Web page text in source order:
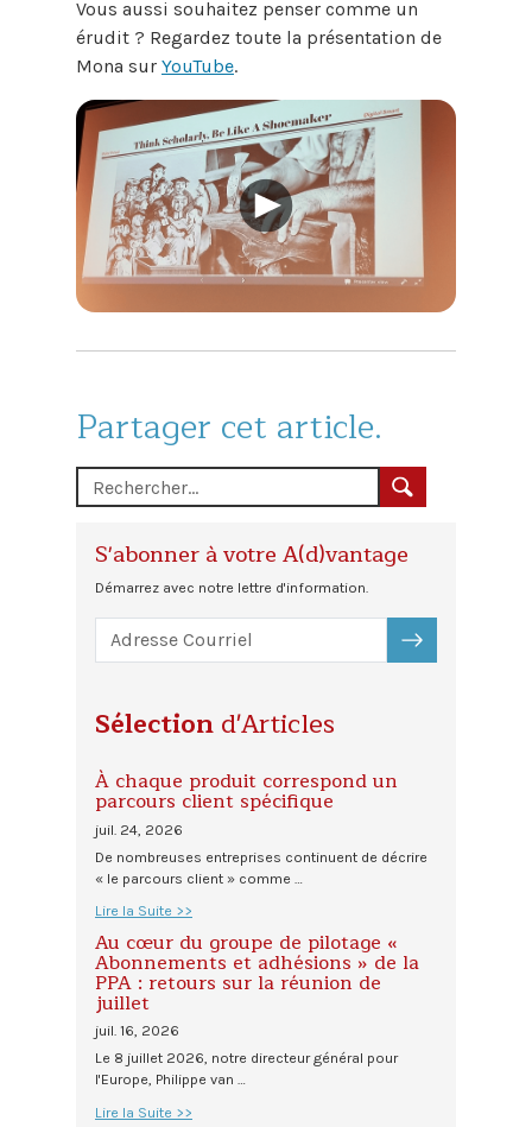
Vous aussi souhaitez penser comme un
érudit ? Regardez toute la présentation de
Mona sur YouTube.
Partager cet article.
S'abonner à votre A(d)vantage
Démarrez avec notre lettre d'information.
S'ABONNER
Sélection d'Articles
À chaque produit correspond un
parcours client spécifique
juil. 24, 2026
De nombreuses entreprises continuent de décrire
« le parcours client » comme …
Lire la Suite >>
Au cœur du groupe de pilotage «
Abonnements et adhésions » de la
PPA : retours sur la réunion de
juillet
juil. 16, 2026
Le 8 juillet 2026, notre directeur général pour
l'Europe, Philippe van …
Lire la Suite >>